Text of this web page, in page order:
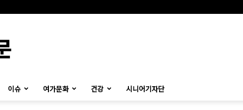
이슈 여가문화 건강 시니어기자단